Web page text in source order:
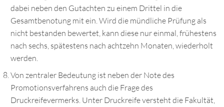
dabei neben den Gutachten zu einem Drittel in die
Gesamtbenotung mit ein. Wird die mündliche Prüfung als
nicht bestanden bewertet, kann diese nur einmal, frühestens
nach sechs, spätestens nach achtzehn Monaten, wiederholt
werden.
Von zentraler Bedeutung ist neben der Note des
Promotionsverfahrens auch die Frage des
Druckreifevermerks. Unter Druckreife versteht die Fakultät,